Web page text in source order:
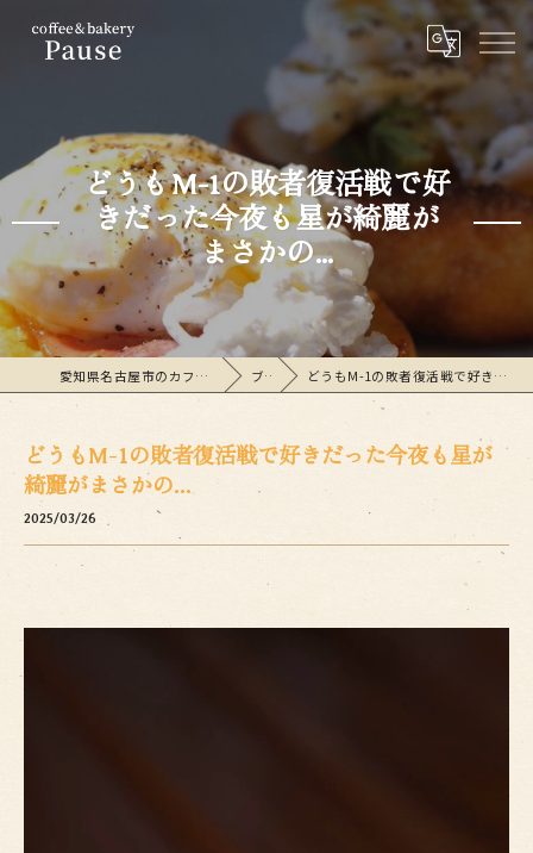
どうもM-1の敗者復活戦で好
きだった今夜も星が綺麗が
まさかの...
愛知県名古屋市のカフェならcoffee&bakeryPause ブログ どうもM-1の敗者復活戦で好きだった今夜も星が綺麗がまさかの...
どうもM-1の敗者復活戦で好きだった今夜も星が
綺麗がまさかの...
2025/03/26